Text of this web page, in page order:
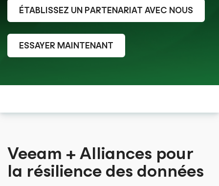
ÉTABLISSEZ UN PARTENARIAT AVEC NOUS
ESSAYER MAINTENANT
Veeam + Alliances pour
la résilience des données